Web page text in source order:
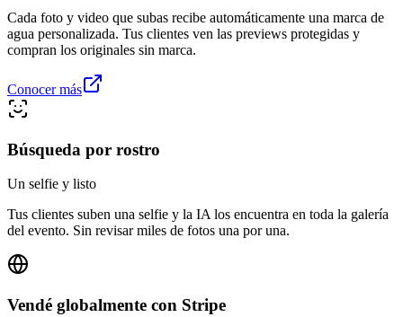
Cada foto y video que subas recibe automáticamente una marca de
agua personalizada. Tus clientes ven las previews protegidas y
compran los originales sin marca.
Conocer más
Búsqueda por rostro
Un selfie y listo
Tus clientes suben una selfie y la IA los encuentra en toda la galería
del evento. Sin revisar miles de fotos una por una.
Vendé globalmente con Stripe